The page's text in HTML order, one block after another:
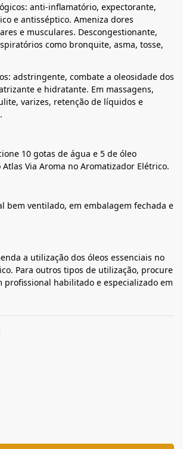
anti-inflamatório, expectorante,
e antisséptico. Ameniza dores
e musculares. Descongestionante,
como bronquite, asma, tosse,
adstringente, combate a oleosidade dos
e hidratante. Em massagens,
varizes, retenção de líquidos e
10 gotas de água e 5 de óleo
Via Aroma no Aromatizador Elétrico.
bem ventilado, em embalagem fechada e
a utilização dos óleos essenciais no
Para outros tipos de utilização, procure
profissional habilitado e especializado em